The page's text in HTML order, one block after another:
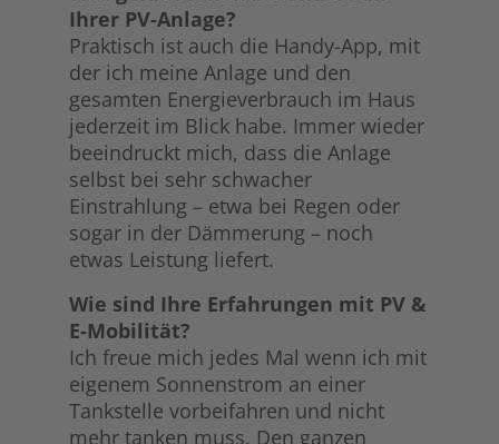
Ihrer PV-Anlage?
Praktisch ist auch die Handy-App, mit
der ich meine Anlage und den
gesamten Energieverbrauch im Haus
jederzeit im Blick habe. Immer wieder
beeindruckt mich, dass die Anlage
selbst bei sehr schwacher
Einstrahlung – etwa bei Regen oder
sogar in der Dämmerung – noch
etwas Leistung liefert.
Wie sind Ihre Erfahrungen mit PV &
E-Mobilität?
Ich freue mich jedes Mal wenn ich mit
eigenem Sonnenstrom an einer
Tankstelle vorbeifahren und nicht
mehr tanken muss. Den ganzen